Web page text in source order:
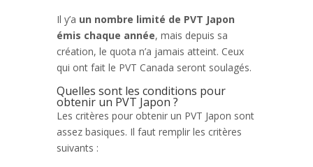
Il y’a un nombre limité de PVT Japon
émis chaque année, mais depuis sa
création, le quota n’a jamais atteint. Ceux
qui ont fait le PVT Canada seront soulagés.
Quelles sont les conditions pour
obtenir un PVT Japon ?
Les critères pour obtenir un PVT Japon sont
assez basiques. Il faut remplir les critères
suivants :